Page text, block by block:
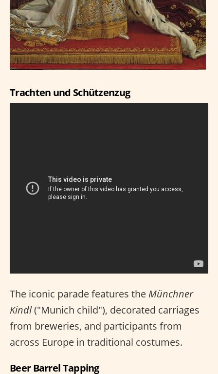
Trachten und Schützenzug
The iconic parade features the Münchner
Kindl("Munich child"), decorated carriages
from breweries, and participants from
across Europe in traditional costumes.
Beer Barrel Tapping